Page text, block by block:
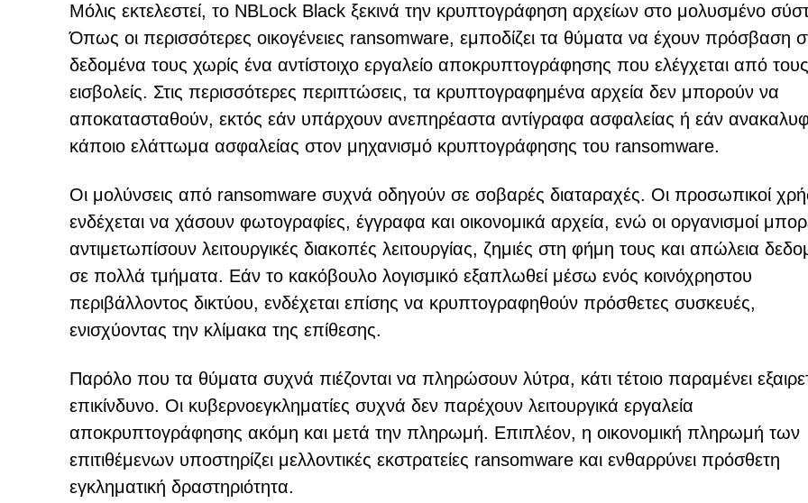
Μόλις εκτελεστεί, το NBLock Black ξεκινά την κρυπτογράφηση αρχείων στο μολυσμένο
Όπως οι περισσότερες οικογένειες ransomware, εμποδίζει τα θύματα να έχουν πρόσβαση
δεδομένα τους χωρίς ένα αντίστοιχο εργαλείο αποκρυπτογράφησης που ελέγχεται από τους
εισβολείς. Στις περισσότερες περιπτώσεις, τα κρυπτογραφημένα αρχεία δεν μπορούν να
αποκατασταθούν, εκτός εάν υπάρχουν ανεπηρέαστα αντίγραφα ασφαλείας ή εάν
κάποιο ελάττωμα ασφαλείας στον μηχανισμό κρυπτογράφησης του ransomware.
Οι μολύνσεις από ransomware συχνά οδηγούν σε σοβαρές διαταραχές. Οι προσωπικοί
ενδέχεται να χάσουν φωτογραφίες, έγγραφα και οικονομικά αρχεία, ενώ οι οργανισμοί
αντιμετωπίσουν λειτουργικές διακοπές λειτουργίας, ζημιές στη φήμη τους και απώλεια
σε πολλά τμήματα. Εάν το κακόβουλο λογισμικό εξαπλωθεί μέσω ενός κοινόχρηστου
περιβάλλοντος δικτύου, ενδέχεται επίσης να κρυπτογραφηθούν πρόσθετες συσκευές,
ενισχύοντας την κλίμακα της επίθεσης.
Παρόλο που τα θύματα συχνά πιέζονται να πληρώσουν λύτρα, κάτι τέτοιο παραμένει
επικίνδυνο. Οι κυβερνοεγκληματίες συχνά δεν παρέχουν λειτουργικά εργαλεία
αποκρυπτογράφησης ακόμη και μετά την πληρωμή. Επιπλέον, η οικονομική πληρωμή των
επιτιθέμενων υποστηρίζει μελλοντικές εκστρατείες ransomware και ενθαρρύνει πρόσθετη
εγκληματική δραστηριότητα.